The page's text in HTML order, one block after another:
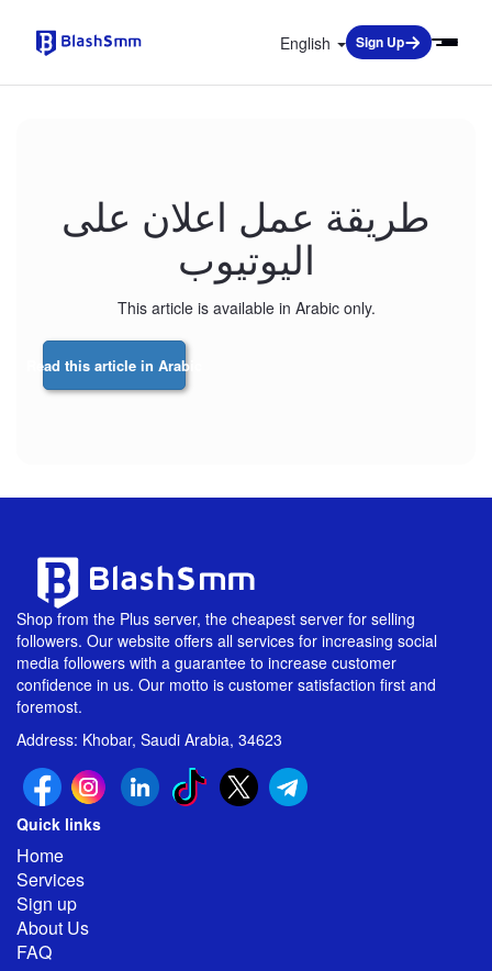
English Sign Up
طريقة عمل اعلان على
اليوتيوب
This article is available in Arabic only.
Read this article in Arabic
Shop from the Plus server, the cheapest server for selling
followers. Our website offers all services for increasing social
media followers with a guarantee to increase customer
confidence in us. Our motto is customer satisfaction first and
foremost.
Address: Khobar, Saudi Arabia, 34623
Quick links
Home
Services
Sign up
About Us
FAQ